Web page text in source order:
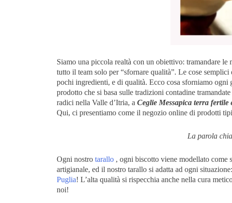
Siamo una piccola realtà con un obiettivo: tramandare
tutto il team solo per “sfornare qualità”. Le cose
pochi ingredienti, e di qualità. Ecco cosa sforniamo ogni
prodotto che si basa sulle tradizioni contadine
radici nella Valle d’Itria, a Ceglie Messapica terra fertile
Qui, ci presentiamo come il negozio online di prodotti
La parola
Ogni nostro tarallo , ogni biscotto viene modellato come
artigianale, ed il nostro tarallo si adatta ad ogni
Puglia! L’alta qualità si rispecchia anche nella cura
noi!